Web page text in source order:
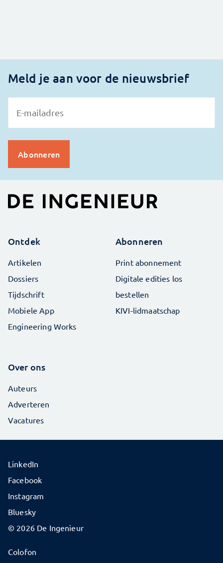
Meld je aan voor de nieuwsbrief
Ontdek
Artikelen
Dossiers
Tijdschrift
Mobiele App
Engineering Works
Abonneren
Print abonnement
Digitale edities los
bestellen
KIVI-lidmaatschap
Over ons
Auteurs
Adverteren
Vacatures
© 2026 De Ingenieur
Colofon
LinkedIn
Facebook
Instagram
Bluesky